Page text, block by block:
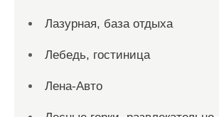
Лазурная, база отдыха
Лебедь, гостиница
Лена-Авто